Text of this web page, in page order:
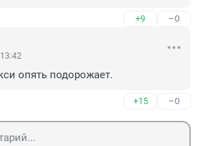
+9 –0
опять подорожает.
+15 –0